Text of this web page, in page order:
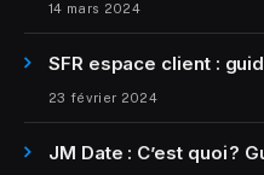
14 mars 2024
SFR espace client :
23 février 2024
JM Date : C’est quoi ?